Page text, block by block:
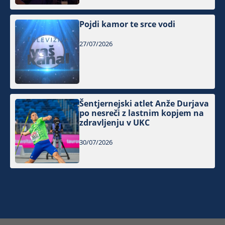
Pojdi kamor te srce vodi
27/07/2026
Šentjernejski atlet Anže Durjava
po nesreči z lastnim kopjem na
zdravljenju v UKC
30/07/2026